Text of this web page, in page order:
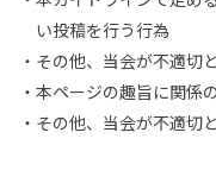
い投稿を⾏う⾏為
その他、当会が不適切
本ページの趣旨に関係
その他、当会が不適切